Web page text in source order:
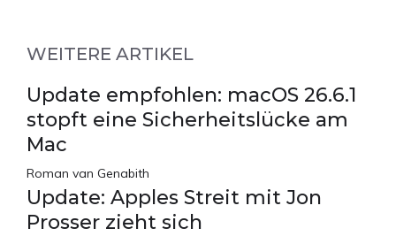
WEITERE ARTIKEL
Update empfohlen: macOS 26.6.1
stopft eine Sicherheitslücke am
Mac
Roman van Genabith
Update: Apples Streit mit Jon
Prosser zieht sich